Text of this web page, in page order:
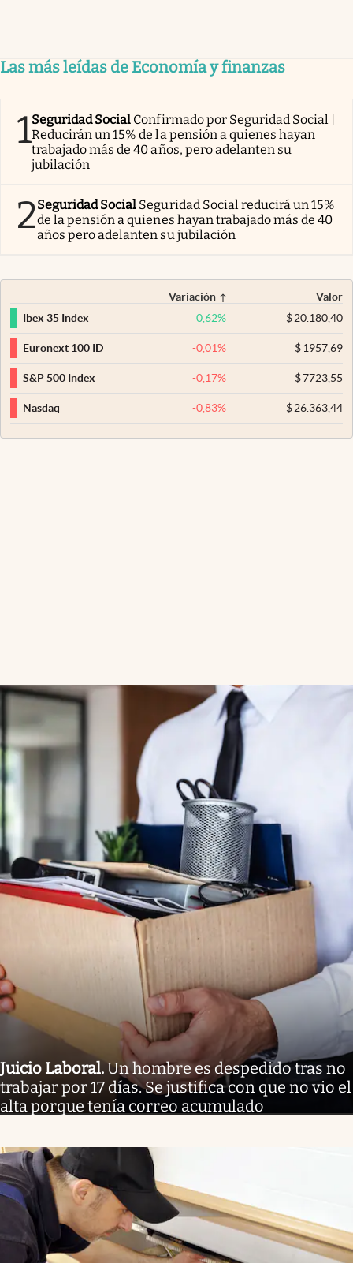
Las más leídas de Economía y finanzas
1Seguridad Social Confirmado por Seguridad Social |
Reducirán un 15% de la pensión a quienes hayan
trabajado más de 40 años, pero adelanten su
jubilación
2Seguridad Social Seguridad Social reducirá un 15%
de la pensión a quienes hayan trabajado más de 40
años pero adelanten su jubilación
Variación
Valor
Ibex 35 Index
0,62% $20.180,40
Euronext 100 ID -0,01% $1957,69
S&P 500 Index -0,17% $7723,55
Nasdaq -0,83% $26.363,44
Juicio Laboral.Un hombre es despedido tras no
trabajar por 17 días. Se justifica con que no vio el
alta porque tenía correo acumulado